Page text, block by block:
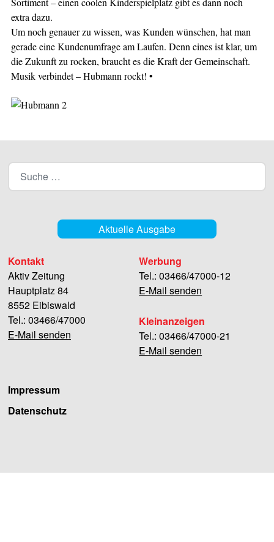
extra dazu.
Um noch genauer zu wissen, was Kunden wünschen, hat man
gerade eine Kundenumfrage am Laufen. Denn eines ist klar, um
die Zukunft zu rocken, braucht es die Kraft der Gemeinschaft.
Musik verbindet – Hubmann rockt! •
Aktuelle Ausgabe
Kontakt
Aktiv Zeitung
Hauptplatz 84
8552 Eibiswald
Tel.: 03466/47000
E-Mail senden
Werbung
Tel.: 03466/47000-12
E-Mail senden
Kleinanzeigen
Tel.: 03466/47000-21
E-Mail senden
Impressum
Datenschutz